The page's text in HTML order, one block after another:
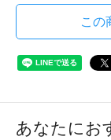
この
あなたにお